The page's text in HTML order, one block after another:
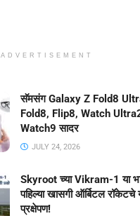
ADVERTISEMENT
सॅमसंग Galaxy Z Fold8
Fold8, Flip8, Watch
Watch9 सादर
JULY 24, 2026
Skyroot च्या Vikram-1 या
पहिल्या खासगी ऑर्बिटल रॉकेटचे
प्रक्षेपण!